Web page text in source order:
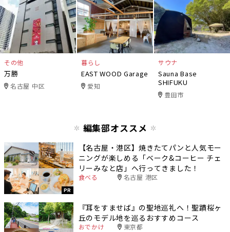
その他
万勝
名古屋 中区
暮らし
EAST WOOD Garage
愛知
サウナ
Sauna Base
SHIFUKU
豊田市
編集部オススメ
PR
【名古屋・港区】焼きたてパンと人気モー
ニングが楽しめる「ベーク&コーヒー チェ
リーみなと店」へ行ってきました！
食べる 名古屋 港区
『耳をすませば』の聖地巡礼へ！聖蹟桜ヶ
丘のモデル地を巡るおすすめコース
おでかけ 東京都